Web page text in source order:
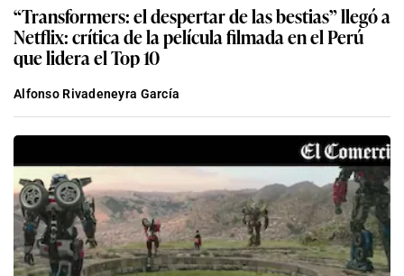
“Transformers: el despertar de las bestias” llegó a
Netflix: crítica de la película filmada en el Perú
que lidera el Top 10
Alfonso Rivadeneyra García